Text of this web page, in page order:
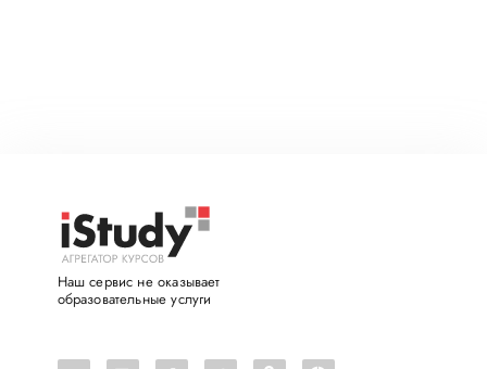
Наш сервис не оказывает
образовательные услуги